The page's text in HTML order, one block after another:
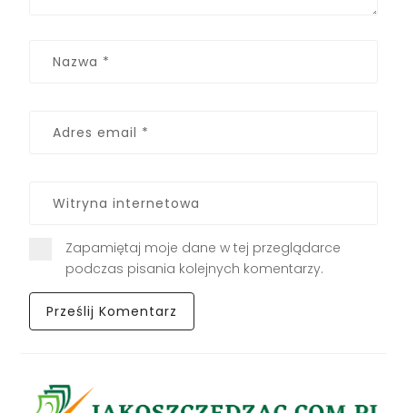
Zapamiętaj moje dane w tej przeglądarce
podczas pisania kolejnych komentarzy.